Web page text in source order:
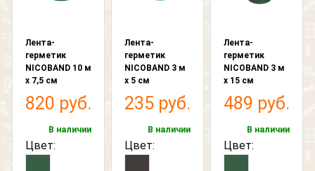
Лента-
герметик
NICOBAND 10 м
х 7,5 см
820 руб.
В наличии
Цвет:
Лента-
герметик
NICOBAND 3 м
х 5 см
235 руб.
В наличии
Цвет:
Лента-
герметик
NICOBAND 3 м
х 15 см
489 руб.
В наличии
Цвет: